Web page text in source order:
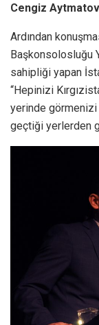
Cengiz
Ardından
Başkonsolosluğu
sahipliği yapan
“Hepinizi
yerinde görmenizi
geçtiği yerlerden